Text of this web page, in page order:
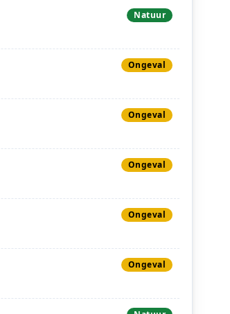
Natuur
Ongeval
Ongeval
Ongeval
Ongeval
Ongeval